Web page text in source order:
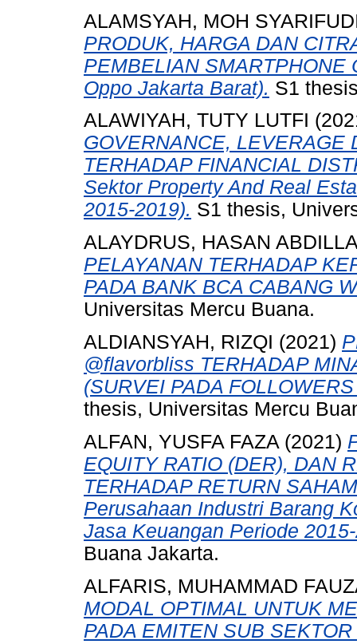
ALAMSYAH, MOH
PRODUK, HARGA DAN
PEMBELIAN SMARTPHONE
Oppo Jakarta Barat). S1
ALAWIYAH, TUTY LUTFI
GOVERNANCE, LEVERAGE
TERHADAP FINANCIAL
Sektor Property And Real
2015-2019). S1 thesis,
ALAYDRUS, HASAN
PELAYANAN TERHADAP
PADA BANK BCA CABANG
Universitas Mercu Buana.
ALDIANSYAH, RIZQI (2021)
@flavorbliss TERHADAP
(SURVEI PADA
thesis, Universitas Mercu
ALFAN, YUSFA FAZA (2021)
EQUITY RATIO (DER), DAN
TERHADAP RETURN
Perusahaan Industri Barang
Jasa Keuangan Periode
Buana Jakarta.
ALFARIS, MUHAMMAD
MODAL OPTIMAL UNTUK
PADA EMITEN SUB